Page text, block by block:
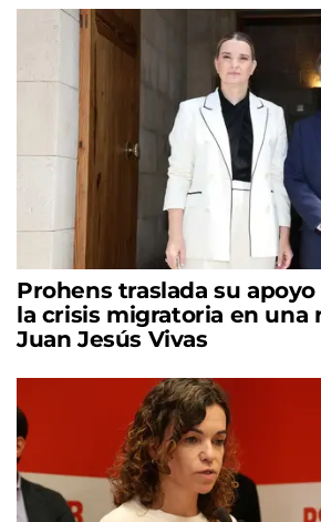
Prohens traslada su
la crisis migratoria en una
Juan Jesús Vivas